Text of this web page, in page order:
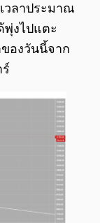
วลาประมาณ
พุ่งไปแตะ
ของวันนี้จาก